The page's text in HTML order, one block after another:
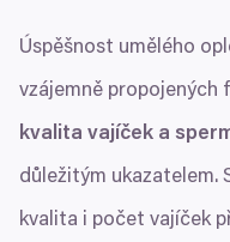
Úspěšnost umělého
vzájemně propojených
kvalita vajíček a
důležitým ukazatelem.
kvalita i počet vajíček